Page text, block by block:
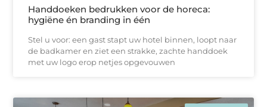
Handdoeken bedrukken voor de horeca:
hygiëne én branding in één
Stel u voor: een gast stapt uw hotel binnen, loopt naar
de badkamer en ziet een strakke, zachtе handdoek
met uw logo erop netjes opgevouwen